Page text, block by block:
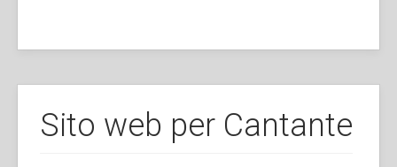
Sito web per Cantante